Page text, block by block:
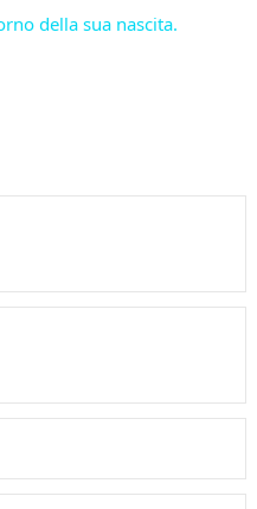
della sua nascita.